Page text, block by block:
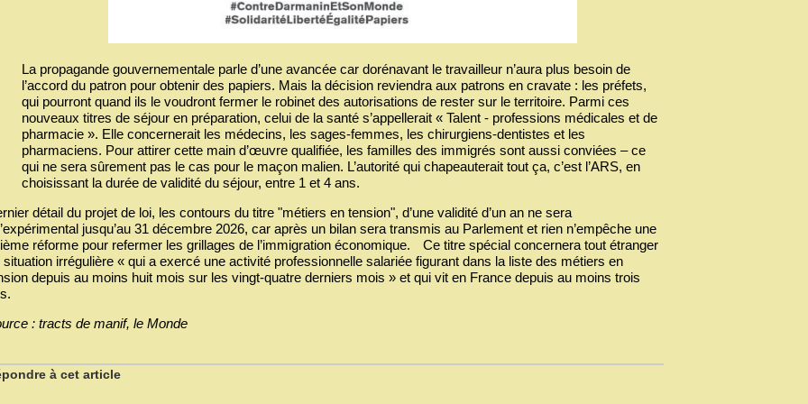
La propagande gouvernementale parle d’une avancée car dorénavant le travailleur n’aura plus besoin de
l’accord du patron pour obtenir des papiers. Mais la décision reviendra aux patrons en cravate : les préfets,
qui pourront quand ils le voudront fermer le robinet des autorisations de rester sur le territoire. Parmi ces
nouveaux titres de séjour en préparation, celui de la santé s’appellerait « Talent - professions médicales et de
pharmacie ». Elle concernerait les médecins, les sages-femmes, les chirurgiens-dentistes et les
pharmaciens. Pour attirer cette main d’œuvre qualifiée, les familles des immigrés sont aussi conviées – ce
qui ne sera sûrement pas le cas pour le maçon malien. L’autorité qui chapeauterait tout ça, c’est l’ARS, en
choisissant la durée de validité du séjour, entre 1 et 4 ans.
détail du projet de loi, les contours du titre "métiers en tension", d’une validité d’un an ne sera
jusqu’au 31 décembre 2026, car après un bilan sera transmis au Parlement et rien n’empêche une
réforme pour refermer les grillages de l’immigration économique. Ce titre spécial concernera tout étranger
situation irrégulière « qui a exercé une activité professionnelle salariée figurant dans la liste des métiers en
depuis au moins huit mois sur les vingt-quatre derniers mois » et qui vit en France depuis au moins trois
: tracts de manif, le Monde
à cet article